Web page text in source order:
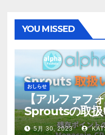
YOU MISSED
おしらせ
【アルファフ
Sproutsの取扱
5月 30, 2023